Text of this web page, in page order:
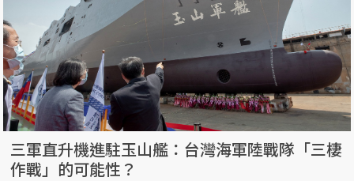
三軍直升機進駐玉山艦：台灣海軍陸戰隊「三棲
作戰」的可能性？